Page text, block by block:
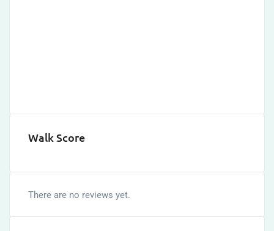
Walk Score
There are no reviews yet.